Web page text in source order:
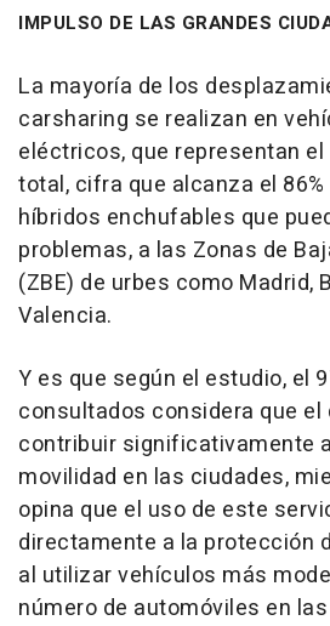
IMPULSO DE LAS GRANDES
La mayoría de los
carsharing se realizan en
eléctricos, que representan el
total, cifra que alcanza el
híbridos enchufables que
problemas, a las Zonas de
(ZBE) de urbes como Madrid,
Valencia.
Y es que según el estudio, el
consultados considera que el
contribuir significativamente
movilidad en las ciudades,
opina que el uso de este
directamente a la protección
al utilizar vehículos más
número de automóviles en